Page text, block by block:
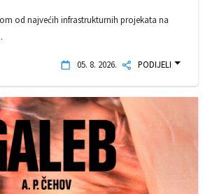
od najvećih infrastrukturnih projekata na
05. 8. 2026. PODIJELI